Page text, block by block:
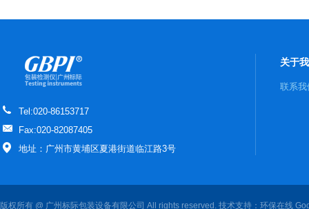
Tel:020-86153717
Fax:020-82087405
地址：广州市黄埔区夏港街道临江路3号
关于
联系我
版权所有 @ 广州标际包装设备有限公司 All rights reserved. 技术支持： 环保在线